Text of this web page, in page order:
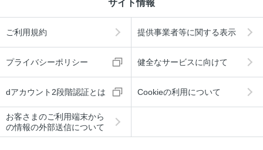
サイト情報
ご利用規約 提供事業者等に関する表示
プライバシーポリシー 健全なサービスに向けて
dアカウント2段階認証とは Cookieの利用について
お客さまのご利用端末から
の情報の外部送信について